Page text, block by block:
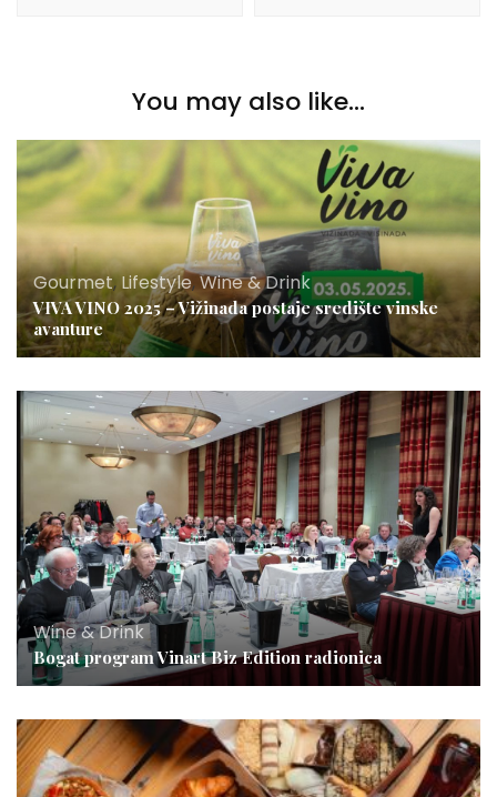
You may also like...
Gourmet,Lifestyle,Wine & Drink
VIVA VINO 2025 – Vižinada postaje središte vinske
avanture
Wine & Drink
Bogat program Vinart Biz Edition radionica